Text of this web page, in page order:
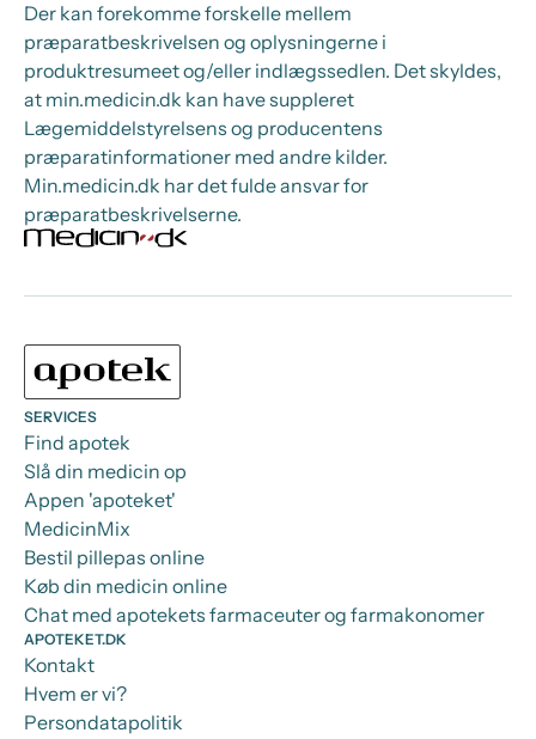
Der kan forekomme forskelle mellem
præparatbeskrivelsen og oplysningerne i
produktresumeet og/eller indlægssedlen. Det skyldes,
at min.medicin.dk kan have suppleret
Lægemiddelstyrelsens og producentens
præparatinformationer med andre kilder.
Min.medicin.dk har det fulde ansvar for
præparatbeskrivelserne.
SERVICES
Find apotek
Slå din medicin op
Appen 'apoteket'
MedicinMix
Bestil pillepas online
Køb din medicin online
Chat med apotekets farmaceuter og farmakonomer
APOTEKET.DK
Kontakt
Hvem er vi?
Persondatapolitik